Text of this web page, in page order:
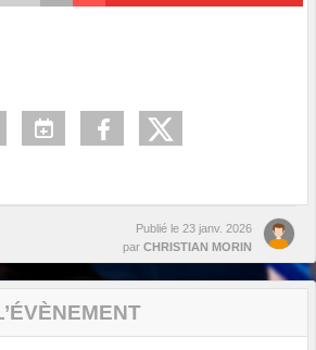
Publié le 23 janv. 2026
par CHRISTIAN MORIN